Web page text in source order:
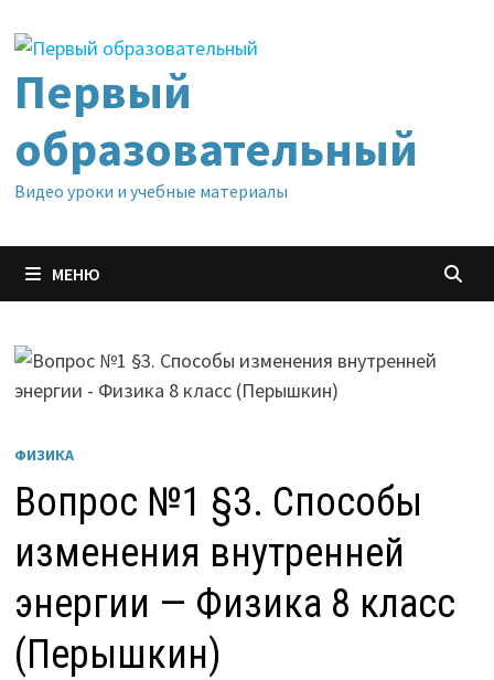
содержимому
Первый
образовательный
Видео уроки и учебные материалы
МЕНЮ
ФИЗИКА
Вопрос №1 §3. Способы
изменения внутренней
энергии — Физика 8 класс
(Перышкин)